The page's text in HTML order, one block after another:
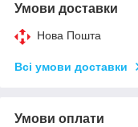
Умови доставки
Нова Пошта
Всі умови доставки
Умови оплати